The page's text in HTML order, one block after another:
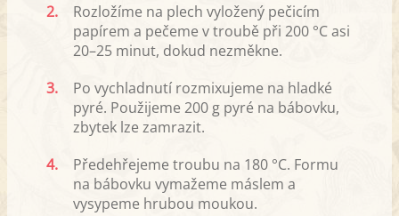
2.
Rozložíme na plech vyložený pečicím
papírem a pečeme v troubě při 200 °C asi
20–25 minut, dokud nezměkne.
3.
Po vychladnutí rozmixujeme na hladké
pyré. Použijeme 200 g pyré na bábovku,
zbytek lze zamrazit.
4.
Předehřejeme troubu na 180 °C. Formu
na bábovku vymažeme máslem a
vysypeme hrubou moukou.